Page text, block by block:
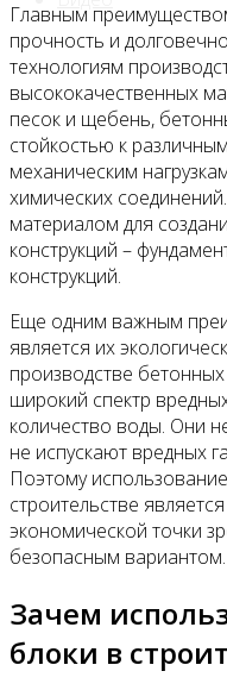
Главным
прочность и
технологиям
высококачественных
песок и щебень,
стойкостью к
механическим
химических
материалом для
конструкций –
конструкций.
Еще одним важным
является их
производстве
широкий спектр
количество воды. Они
не испускают вредных
Поэтому
строительстве
экономической точки
безопасным вариантом.
Зачем
блоки в